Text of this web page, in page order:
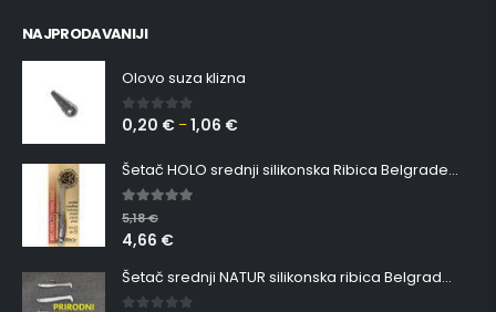
NAJPRODAVANIJI
Olovo suza klizna
0 out of 5
0,20 € –1,06 €
Šetač HOLO srednji silikonska Ribica Belgrade Walker
5.00out of 5
5,18€
4,66 €
Šetač srednji NATUR silikonska ribica Belgrade Walker